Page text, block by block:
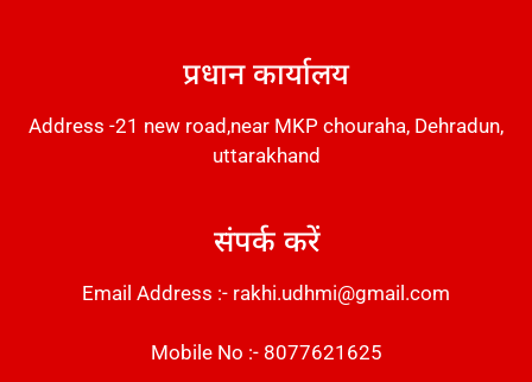
प्रधान कार्यालय
Address -21 new road,near MKP chouraha, Dehradun,
uttarakhand
संपर्क करें
Email Address :- rakhi.udhmi@gmail.com
Mobile No :- 8077621625